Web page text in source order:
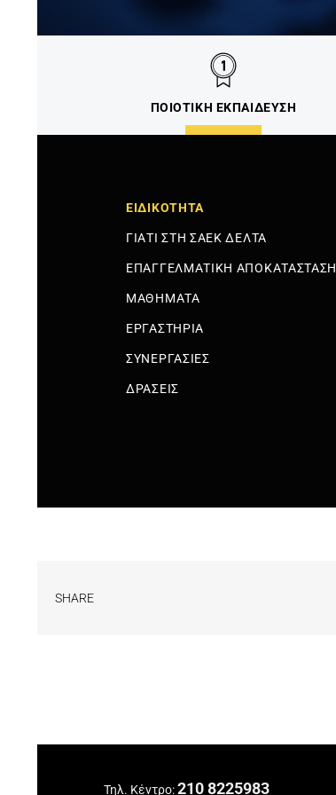
ΠΟΙΟΤΙΚΗ ΕΚΠΑΙΔΕΥΣΗ
ΕΙΔΙΚΟΤΗΤΑ
ΓΙΑΤΙ ΣΤΗ ΣΑΕΚ ΔΕΛΤΑ
ΕΠΑΓΓΕΛΜΑΤΙΚΗ ΑΠΟΚΑΤΑΣΤΑΣΗ
ΜΑΘΗΜΑΤΑ
ΕΡΓΑΣΤΗΡΙΑ
ΣΥΝΕΡΓΑΣΙΕΣ
ΔΡΑΣΕΙΣ
SHARE
Τηλ. Κέντρο:210 8225983